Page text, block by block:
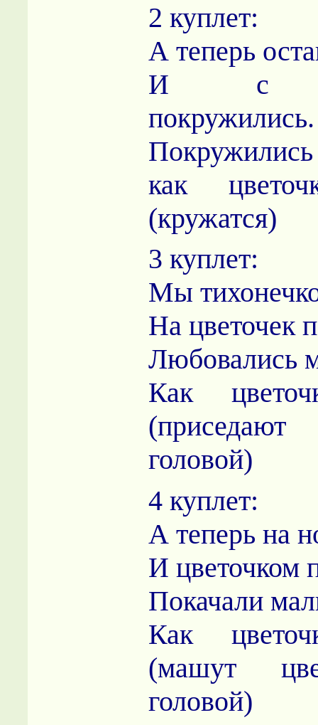
2 куплет:
А теперь
И с
покружились.
как
(кружатся)
3 куплет:
Мы
На цветочек
Как
головой)
4 куплет:
А теперь на
И цветочком
Покачали
Как
(машут
головой)